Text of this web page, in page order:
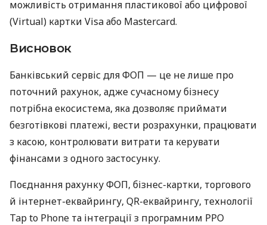
можливість отримання пластикової або цифрової
(Virtual) картки Visa або Mastercard.
Висновок
Банківський сервіс для ФОП — це не лише про
поточний рахунок, адже сучасному бізнесу
потрібна екосистема, яка дозволяє приймати
безготівкові платежі, вести розрахунки, працювати
з касою, контролювати витрати та керувати
фінансами з одного застосунку.
Поєднання рахунку ФОП, бізнес-картки, торгового
й інтернет-еквайрингу, QR-еквайрингу, технології
Tap to Phone та інтеграції з програмним РРО